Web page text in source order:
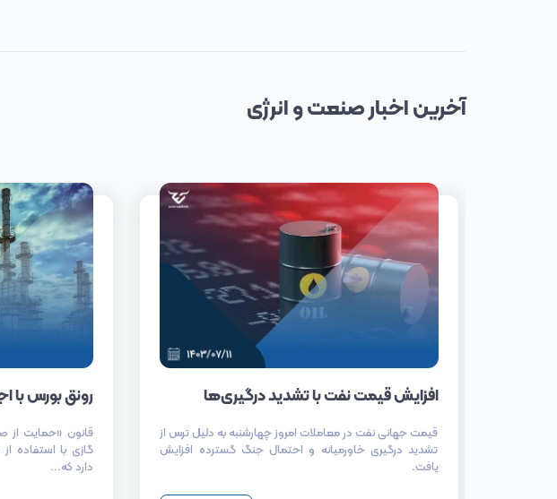
آخریناخبارصنعت و انرژی
افزایش قیمت نفت با تشدید درگیری‌ها
قیمت جهانی نفت در معاملات امروز چهارشنبه به دلیل ترس از
تشدید درگیری خاورمیانه و احتمال جنگ گسترده افزایش
یافت.
رونق بورس با
قانون «حمایت از
گازی با استفاده
دارد که...